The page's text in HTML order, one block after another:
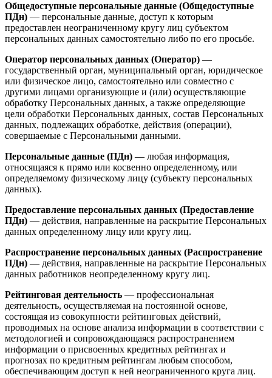
Общедоступные персональные данные (Общедоступные
ПДн) — персональные данные, доступ к которым
предоставлен неограниченному кругу лиц субъектом
персональных данных самостоятельно либо по его просьбе.
Оператор персональных данных (Оператор) —
государственный орган, муниципальный орган, юридическое
или физическое лицо, самостоятельно или совместно с
другими лицами организующие и (или) осуществляющие
обработку Персональных данных, а также определяющие
цели обработки Персональных данных, состав Персональных
данных, подлежащих обработке, действия (операции),
совершаемые с Персональными данными.
Персональные данные (ПДн) — любая информация,
относящаяся к прямо или косвенно определенному, или
определяемому физическому лицу (субъекту персональных
данных).
Предоставление персональных данных (Предоставление
ПДн) — действия, направленные на раскрытие Персональных
данных определенному лицу или кругу лиц.
Распространение персональных данных (Распространение
ПДн) — действия, направленные на раскрытие Персональных
данных работников неопределенному кругу лиц.
Рейтинговая деятельность — профессиональная
деятельность, осуществляемая на постоянной основе,
состоящая из совокупности рейтинговых действий,
проводимых на основе анализа информации в соответствии с
методологией и сопровождающаяся распространением
информации о присвоенных кредитных рейтингах и
прогнозах по кредитным рейтингам любым способом,
обеспечивающим доступ к ней неограниченного круга лиц.